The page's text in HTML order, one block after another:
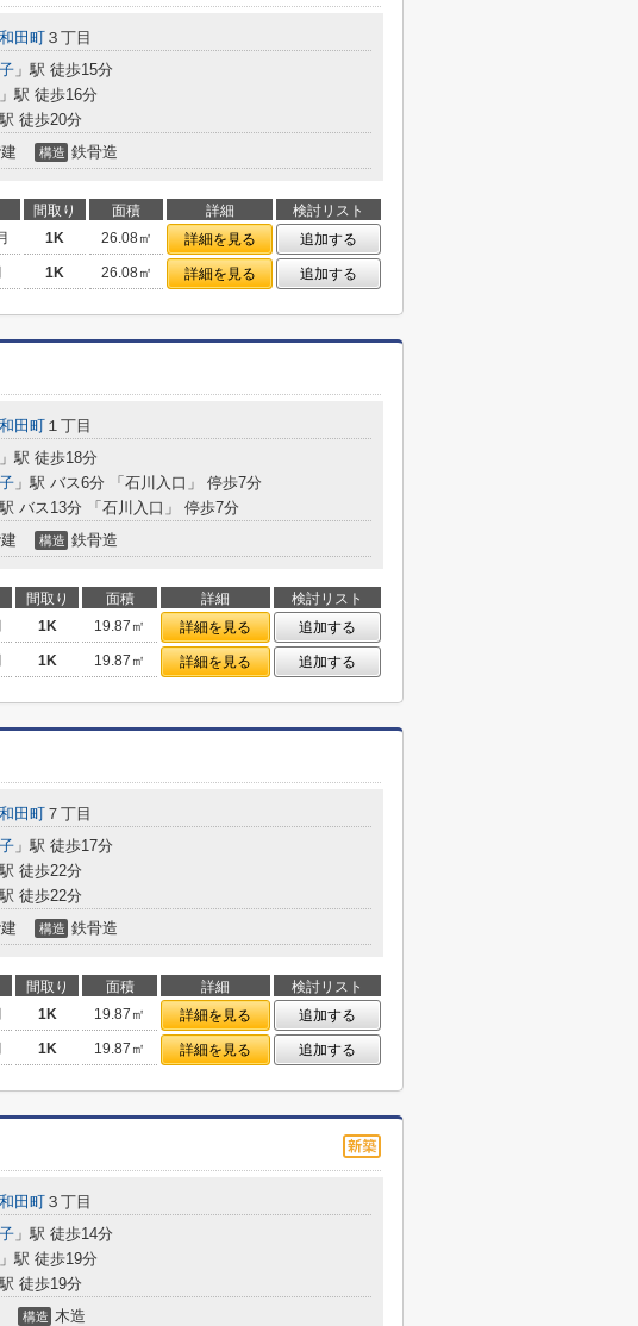
田町 ３丁目
」駅 徒歩15分
」駅 徒歩16分
徒歩20分
構造 鉄骨造
間取り 面積 詳細
検討リスト
1K 26.08㎡ 詳細を見る
追加する
1K 26.08㎡ 詳細を見る 追加する
田町 １丁目
」駅 徒歩18分
」駅 バス6分 「石川入口」 停歩7分
駅 バス13分 「石川入口」 停歩7分
構造 鉄骨造
間取り 面積 詳細
検討リスト
1K 19.87㎡ 詳細を見る
追加する
1K 19.87㎡ 詳細を見る 追加する
田町 ７丁目
」駅 徒歩17分
徒歩22分
徒歩22分
構造 鉄骨造
間取り 面積 詳細
検討リスト
1K 19.87㎡ 詳細を見る
追加する
1K 19.87㎡ 詳細を見る 追加する
田町 ３丁目
」駅 徒歩14分
」駅 徒歩19分
徒歩19分
構造 木造